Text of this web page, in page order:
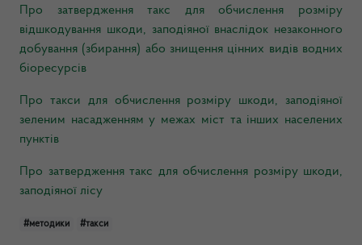
Про затвердження такс для обчислення розміру
відшкодування шкоди, заподіяної внаслідок незаконного
добування (збирання) або знищення цінних видів водних
біоресурсів
Про такси для обчислення розміру шкоди, заподіяної
зеленим насадженням у межах міст та інших населених
пунктів
Про затвердження такс для обчислення розміру шкоди,
заподіяної лісу
#методики #такси